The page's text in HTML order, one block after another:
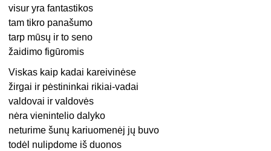
visur yra fantastikos
tam tikro panašumo
tarp mūsų ir to seno
žaidimo figūromis
Viskas kaip kadai kareivinėse
žirgai ir pėstininkai rikiai-vadai
valdovai ir valdovės
nėra vienintelio dalyko
neturime šunų kariuomenėj jų buvo
todėl nulipdome iš duonos